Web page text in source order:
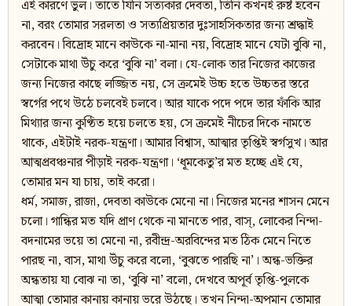
এই কারণে ভুল। তাতে যিনি সত্যকার দেবতা, তিনি কখনই রুষ্ট হবেন
না, বরং তোমার সরলতা ও সত্যপ্রিয়তার দুঃসাহসিকতার জন্য শ্রদ্ধাই
করবেন। বিদ্রোহ মানে কাউকে না-মানা নয়, বিদ্রোহ মানে যেটা বুঝি না,
সেটাকে মাথা উঁচু করে ‘বুঝি না’ বলা। যে-লোক তার নিজের কাজের
জন্য নিজের কাছে লজ্জিত নয়, সে ক্রমেই উচ্চ হতে উচ্চতর স্তরে
স্বর্গের পথে উঠে চলবেই চলবে। আর যাকে পদে পদে তার ফাঁকি আর
মিথ্যার জন্য কুণ্ঠিত হয়ে চলতে হয়, সে ক্রমেই নীচের দিকে নামতে
থাকে, এইটাই নরক-যন্ত্রণা। আমার বিশ্বাস, আত্মার তৃপ্তিই স্বর্গসুখ। আর
আত্মপ্রবঞ্চনার পীড়াই নরক-যন্ত্রণা। ‘ধূমকেতু’র মত হচ্ছে এই যে,
তোমার মন যা চায়, তাই করো।
ধর্ম, সমাজ, রাজা, দেবতা কাউকে মেনো না। নিজের মনের শাসন মেনে
চলো। গান্ধির মত যদি প্রাণ থেকে না মানতে পার, বাস্, লোকের নিন্দা-
বদনামের ভয়ে তা মেনো না, রবীন্দ্র-অরবিন্দের মত ঠিক মেনে নিতে
পারছ না, বাস, মাথা উঁচু করে বলো, ‘বুঝতে পারছি না’। অন্ধ-ভক্তির
অন্ধতায় যা বোঝ না তা, ‘বুঝি না’ বলো, দেখবে অপূর্ব তৃপ্তি-পুলকে
আত্মা তোমার কানায় কানায় ভরে উঠছে। তখন নিন্দা-অপমান তোমার